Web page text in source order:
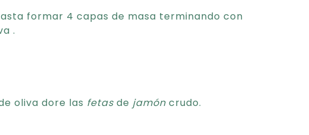
formar 4 capas de masa terminando con
.
oliva dore las fetas de jamón crudo.